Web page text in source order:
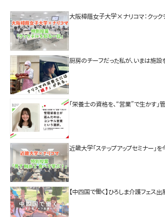
大阪樟蔭女子大学×ナリコマ：クック
厨房のチーフだった私が、いまは施設
「栄養士の資格を、“営業”で生かす
近畿大学「ステップアップセミナー」を
【中四国で働く】ひろしま介護フェス出